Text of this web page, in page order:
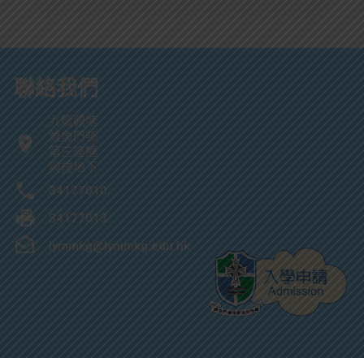
聯絡我們
九龍觀塘
鯉魚門邨
第三座鯉
興樓地下
34177010
34177013
lymmkg@lymmkg.edu.hk